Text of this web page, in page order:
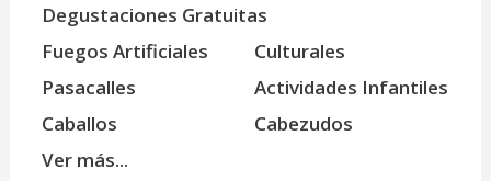
Degustaciones Gratuitas
Fuegos Artificiales
Culturales
Pasacalles
Actividades Infantiles
Caballos
Cabezudos
Ver más...